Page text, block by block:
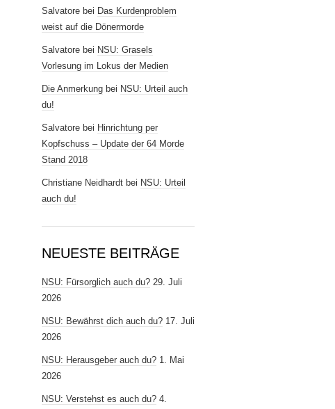
Salvatore bei Das Kurdenproblem
weist auf die Dönermorde
Salvatore bei NSU: Grasels
Vorlesung im Lokus der Medien
Die Anmerkung bei NSU: Urteil auch
du!
Salvatore bei Hinrichtung per
Kopfschuss – Update der 64 Morde
Stand 2018
Christiane Neidhardt bei NSU: Urteil
auch du!
NEUESTE BEITRÄGE
NSU: Fürsorglich auch du? 29. Juli
2026
NSU: Bewährst dich auch du? 17. Juli
2026
NSU: Herausgeber auch du? 1. Mai
2026
NSU: Verstehst es auch du? 4.